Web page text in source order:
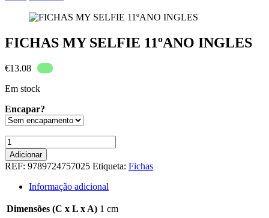
FICHAS MY SELFIE 11ºANO INGLES
€13.08
Em stock
Encapar?
Quantidade
de
FICHAS
MY
SELFIE
11ºANO
INGLES
Adicionar
REF: 9789724757025 Etiqueta: Fichas
Informação adicional
Dimensões (C x L x A) 1 cm